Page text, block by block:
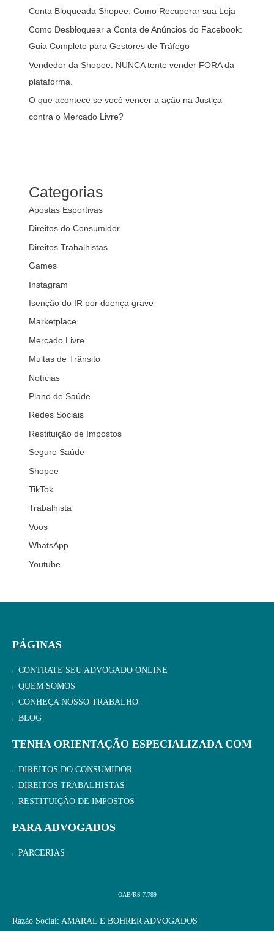
Conta Bloqueada Shopee: Como Recuperar sua Loja
Como Desbloquear a Conta de Anúncios do Facebook:
Guia Completo para Gestores de Tráfego
Vendedor da Shopee: NUNCA tente vender FORA da
plataforma.
O que acontece se você vencer a ação na Justiça
contra o Mercado Livre?
Categorias
Apostas Esportivas
Direitos do Consumidor
Direitos Trabalhistas
Games
Instagram
Isenção do IR por doença grave
Marketplace
Mercado Livre
Multas de Trânsito
Notícias
Plano de Saúde
Redes Sociais
Restituição de Impostos
Seguro Saúde
Shopee
TikTok
Trabalhista
Voos
WhatsApp
Youtube
PÁGINAS
CONTRATE SEU ADVOGADO ONLINE
QUEM SOMOS
CONHEÇA NOSSO TRABALHO
BLOG
TENHA ORIENTAÇÃO ESPECIALIZADA COM
DIREITOS DO CONSUMIDOR
DIREITOS TRABALHISTAS
RESTITUIÇÃO DE IMPOSTOS
PARA ADVOGADOS
PARCERIAS
OAB/RS 7.789
Razão Social: AMARAL E BOHRER ADVOGADOS